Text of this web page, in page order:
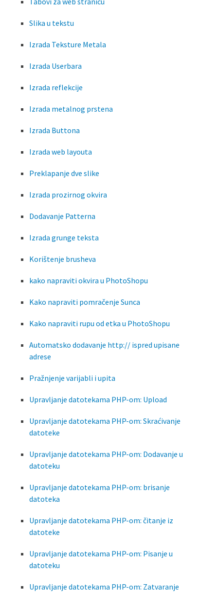
Slika u tekstu
Izrada Teksture Metala
Izrada Userbara
Izrada reflekcije
Izrada metalnog prstena
Izrada Buttona
Izrada web layouta
Preklapanje dve slike
Izrada prozirnog okvira
Dodavanje Patterna
Izrada grunge teksta
Korištenje brusheva
kako napraviti okvira u PhotoShopu
Kako napraviti pomračenje Sunca
Kako napraviti rupu od etka u PhotoShopu
Automatsko dodavanje http:// ispred upisane
adrese
Pražnjenje varijabli i upita
Upravljanje datotekama PHP-om: Upload
Upravljanje datotekama PHP-om: Skraćivanje
datoteke
Upravljanje datotekama PHP-om: Dodavanje u
datoteku
Upravljanje datotekama PHP-om: brisanje
datoteka
Upravljanje datotekama PHP-om: čitanje iz
datoteke
Upravljanje datotekama PHP-om: Pisanje u
datoteku
Upravljanje datotekama PHP-om: Zatvaranje